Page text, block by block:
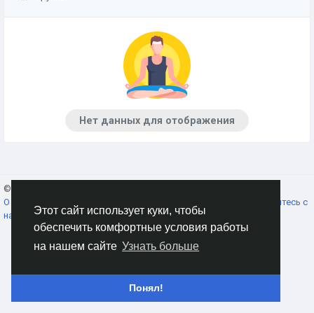
Этот сайт использует куки, чтобы
обеспечить комфортные условия работы
на нашем сайте Узнать больше
Понял!
Нет данных для отображения
© 2026 AnimeSocial.SU - Первая аниме сеть!
О нас
Свяжитесь с
нами
Каталог